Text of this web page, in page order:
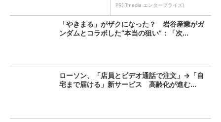
PR(ITmedia エンタープライズ)
「やきまる」がザクになった？ 岩谷産業がガ
ンダムとコラボした“本当の狙い”：「次...
ローソン、「店員とビデオ通話で注文」→「自
宅まで届ける」新サービス 高齢化が進む...